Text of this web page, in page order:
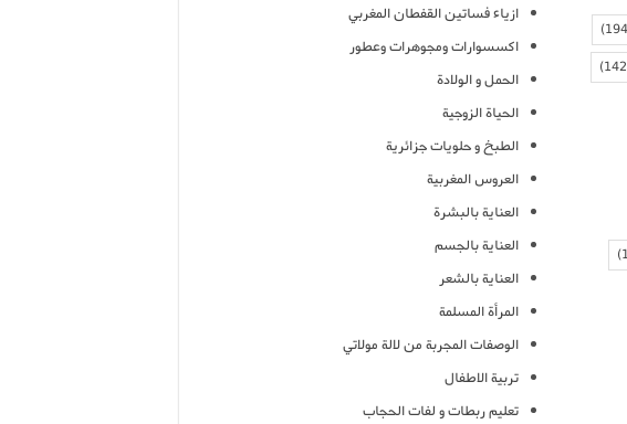
ازياء فساتين القفطان المغربي
اكسسوارات ومجوهرات وعطور
الحمل و الولادة
الحياة الزوجية
الطبخ و حلويات جزائرية
العروس المغربية
العناية بالبشرة
العناية بالجسم
العناية بالشعر
المرأة المسلمة
الوصفات المجربة من لالة مولاتي
تربية الاطفال
تعليم ربطات و لفات الحجاب